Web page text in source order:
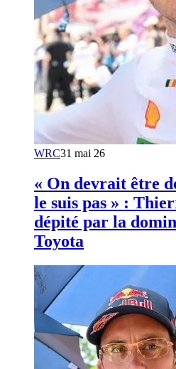
WRC31 mai 26
« On devrait être
le suis pas » :
dépité par la
Toyota